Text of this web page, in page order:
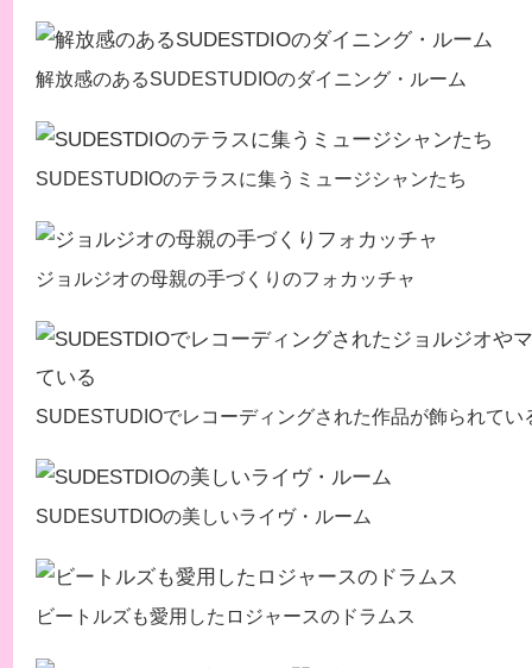
解放感のあるSUDESTUDIOのダイニング・ルーム
SUDESTUDIOのテラスに集うミュージシャンたち
ジョルジオの母親の手づくりのフォカッチャ
SUDESTUDIOでレコーディングされた作品が飾られてい
SUDESUTDIOの美しいライヴ・ルーム
ビートルズも愛用したロジャースのドラムス